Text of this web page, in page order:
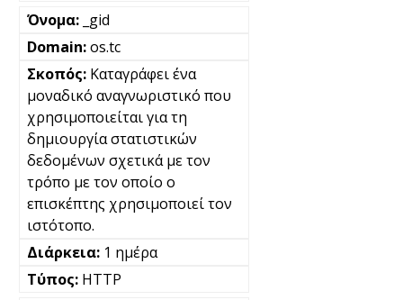
_gid
os.tc
Καταγράφει ένα
μοναδικό αναγνωριστικό που
χρησιμοποιείται για τη
δημιουργία στατιστικών
δεδομένων σχετικά με τον
τρόπο με τον οποίο ο
επισκέπτης χρησιμοποιεί τον
ιστότοπο.
1 ημέρα
HTTP